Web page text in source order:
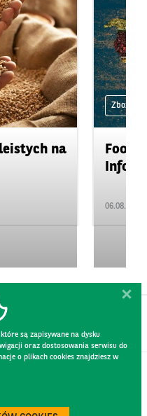
na
Zboża i
06.08.2026
są zapisywane na dysku
oraz dostosowania serwisu do
o plikach cookies znajdziesz w